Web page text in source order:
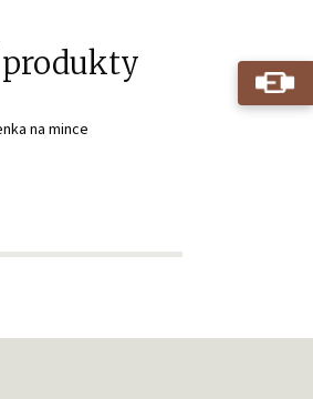
produkty
na mince